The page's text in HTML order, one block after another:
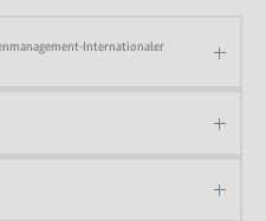
Internationaler